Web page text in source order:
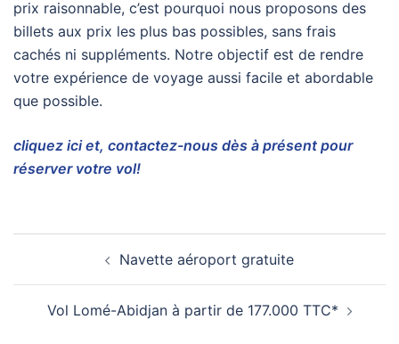
prix raisonnable, c’est pourquoi nous proposons des
billets aux prix les plus bas possibles, sans frais
cachés ni suppléments. Notre objectif est de rendre
votre expérience de voyage aussi facile et abordable
que possible.
cliquez ici et, contactez-nous dès à présent pour
réserver votre vol!
Navette aéroport gratuite
Vol Lomé-Abidjan à partir de 177.000 TTC*